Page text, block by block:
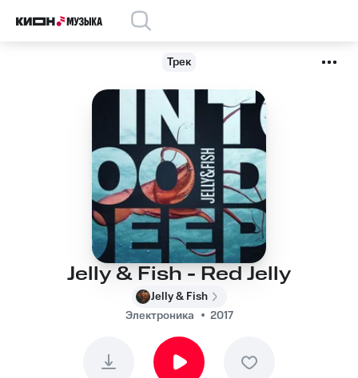
Трек
Jelly & Fish - Red Jelly
Jelly & Fish
Электроника
2017